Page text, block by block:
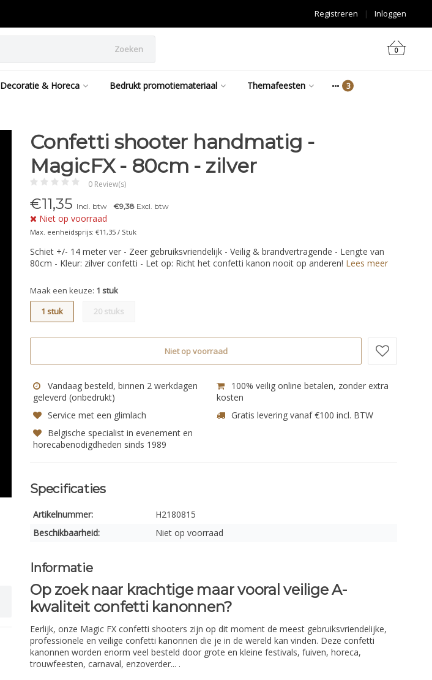
Inloggen
|
Registreren
Zoeken 0
Decoratie & Horeca Bedrukt promotiemateriaal Themafeesten
Confetti shooter handmatig -
MagicFX - 80cm - zilver
0 Review(s)
€11,35 Incl. btw €9,38 Excl. btw
Niet op voorraad
Max. eenheidsprijs: €11,35 / Stuk
Schiet +/- 14 meter ver - Zeer gebruiksvriendelijk - Veilig & brandvertragende - Lengte van
80cm - Kleur: zilver confetti - Let op: Richt het confetti kanon nooit op anderen! Lees meer
Maak een keuze: 1 stuk
1 stuk
20 stuks
Niet op voorraad
Vandaag besteld, binnen 2 werkdagen
geleverd (onbedrukt)
100% veilig online betalen, zonder extra
kosten
Service met een glimlach
Gratis levering vanaf €100 incl. BTW
Belgische specialist in evenement en
horecabenodigdheden sinds 1989
Specificaties
Artikelnummer:
H2180815
Beschikbaarheid:
Niet op voorraad
Informatie
Op zoek naar krachtige maar vooral veilige A-
kwaliteit confetti kanonnen?
Eerlijk, onze Magic FX confetti shooters zijn op dit moment de meest gebruiksvriendelijke,
professionele en veilige confetti kanonnen die je in de wereld kan vinden. Deze confetti
kanonnen worden enorm veel besteld door grote en kleine festivals, fuiven, horeca,
trouwfeesten, carnaval, enzoverder... .